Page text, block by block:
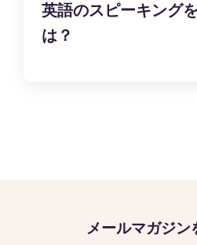
英語のスピーキング
は？
メールマガジン